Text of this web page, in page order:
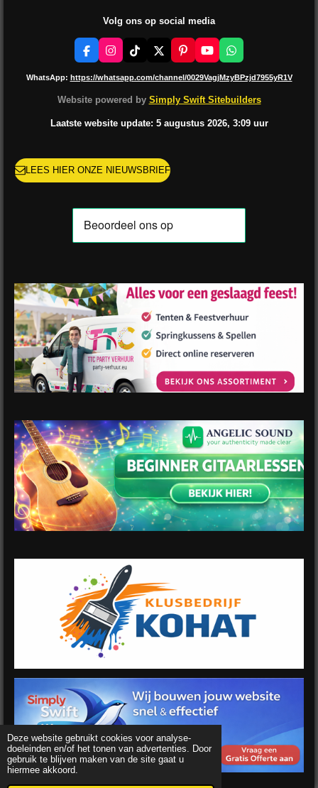
Deze website gebruikt cookies voor analyse-
doeleinden en/of het tonen van advertenties. Door
gebruik te blijven maken van de site gaat u
hiermee akkoord.
Volg ons op social media
F
a
c
b
k
I
n
s
a
r
a
T
k
o
X
P
i
n
e
r
s
Y
o
u
u
b
e
W
h
a
s
A
p
p
WhatsApp: https://whatsapp.com/channel/0029VagjMzyBPzjd7955yR1V
Website powered by Simply Swift Sitebuilders
Laatste website update: 5 augustus 2026, 3:09 uur
LEES HIER ONZE NIEUWSBRIEF